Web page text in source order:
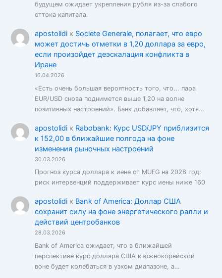
будущем ожидает укрепления рубля из-за слабого
оттока капитала.
apostolidiк Societe Generale, полагает, что евро
может достичь отметки в 1,20 доллара за евро,
если произойдет деэскалация конфликта в
Иране
16.04.2026
«Есть очень большая вероятность того, что... пара
EUR/USD снова поднимется выше 1,20 на волне
позитивных настроений». Банк добавляет, что, хотя…
apostolidiк Rabobank: Курс USD/JPY приблизится
к 152,00 в ближайшие полгода на фоне
изменения рыночных настроений
30.03.2026
Прогноз курса доллара к иене от MUFG на 2026 год:
риск интервенций поддерживает курс иены ниже 160
apostolidiк Bank of America: Доллар США
сохранит силу на фоне энергетического ралли и
действий центробанков
28.03.2026
Bank of America ожидает, что в ближайшей
перспективе курс доллара США к южнокорейской
воне будет колебаться в узком диапазоне, а…